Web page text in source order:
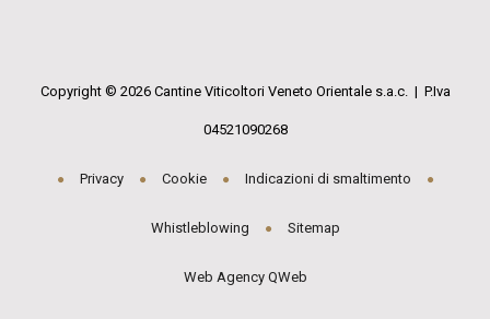
Copyright © 2026 Cantine Viticoltori Veneto Orientale s.a.c. | P.Iva
04521090268
Privacy Cookie Indicazioni di smaltimento
Whistleblowing Sitemap
Web Agency QWeb